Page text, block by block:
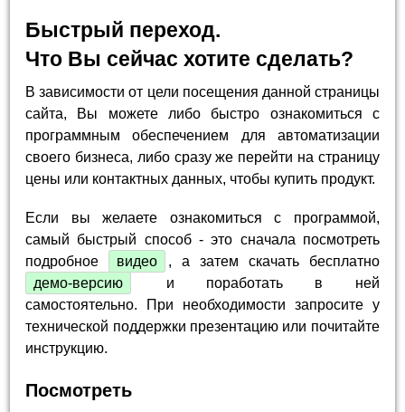
Быстрый переход.
Что Вы сейчас хотите сделать?
В зависимости от цели посещения данной страницы
сайта, Вы можете либо быстро ознакомиться с
программным обеспечением для автоматизации
своего бизнеса, либо сразу же перейти на страницу
цены или контактных данных, чтобы купить продукт.
Если вы желаете ознакомиться с программой,
самый быстрый способ - это сначала посмотреть
подробное
видео
, а затем скачать бесплатно
демо-версию
и поработать в ней
самостоятельно. При необходимости запросите у
технической поддержки презентацию или почитайте
инструкцию.
Посмотреть